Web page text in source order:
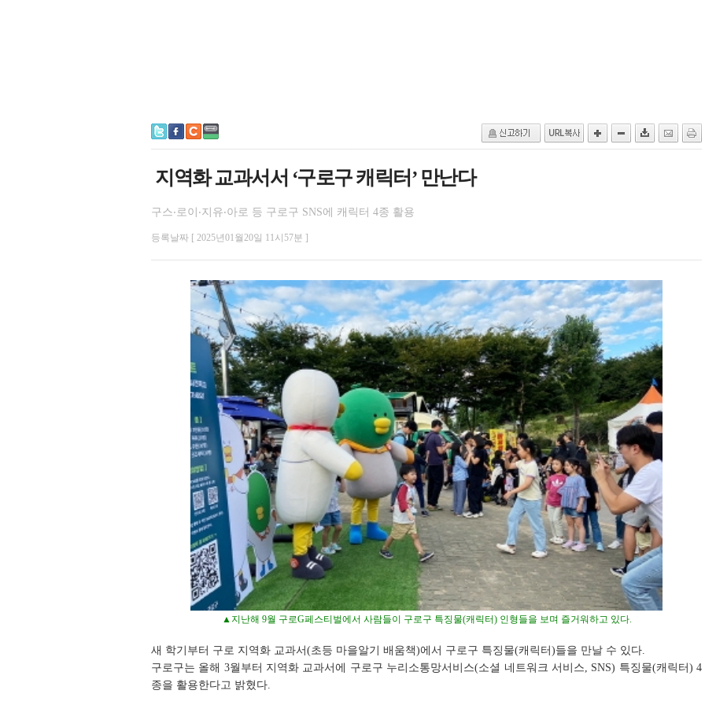
지역화 교과서서 ‘구로구 캐릭터’ 만난다
구스‧로이‧지유‧아로 등 구로구 SNS에 캐릭터 4종 활용
등록날짜 [ 2025년01월20일 11시57분 ]
▲지난해 9월 구로G페스티벌에서 사람들이 구로구 특징물(캐릭터) 인형들을 보며 즐거워하고 있다.
새 학기부터 구로 지역화 교과서(초등 마을알기 배움책)에서 구로구 특징물(캐릭터)들을 만날 수 있다.
구로구는 올해 3월부터 지역화 교과서에 구로구 누리소통망서비스(소셜 네트워크 서비스, SNS) 특징물(캐릭터) 4
종을 활용한다고 밝혔다.